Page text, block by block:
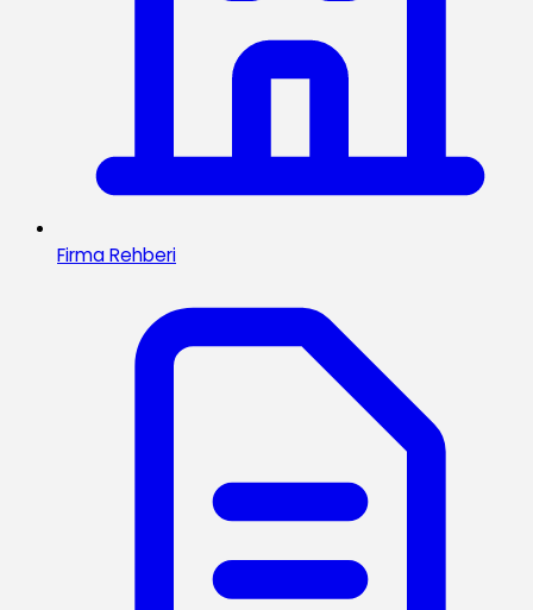
Firma Rehberi